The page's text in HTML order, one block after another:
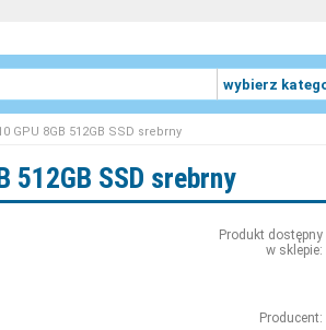
wybierz
GPU 8GB 512GB SSD srebrny
512GB SSD srebrny
Produkt dostępny
w sklepie:
Producent: